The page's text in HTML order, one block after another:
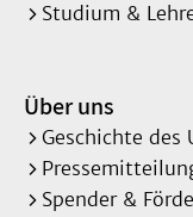
Studium &
Über uns
Geschichte des
Spender &